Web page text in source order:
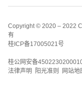
Copyright © 2020 – 2022
有
桂ICP备17005021号
桂公网安备
法律声明 阳光准则 网站地